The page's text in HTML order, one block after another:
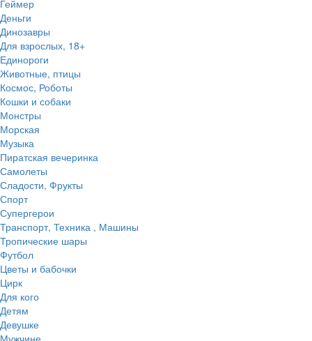
Геймер
Деньги
Динозавры
Для взрослых, 18+
Единороги
Животные, птицы
Космос, Роботы
Кошки и собаки
Монстры
Морская
Музыка
Пиратская вечеринка
Самолеты
Сладости, Фрукты
Спорт
Супергерои
Транспорт, Техника , Машины
Тропические шары
Футбол
Цветы и бабочки
Цирк
Для кого
Детям
Девушке
Мужчине